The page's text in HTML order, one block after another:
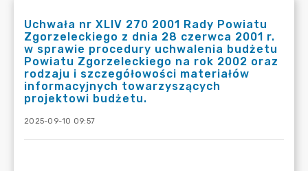
Uchwała nr XLIV 270 2001 Rady Powiatu
Zgorzeleckiego z dnia 28 czerwca 2001 r.
w sprawie procedury uchwalenia budżetu
Powiatu Zgorzeleckiego na rok 2002 oraz
rodzaju i szczegółowości materiałów
informacyjnych towarzyszących
projektowi budżetu.
2025-09-10 09:57